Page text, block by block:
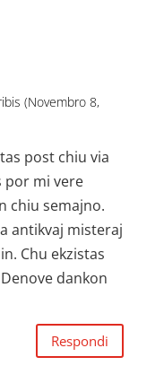
(Novembro 8,
post chiu via
por mi vere
chiu semajno.
antikvaj misteraj
Chu ekzistas
dankon
Respondi